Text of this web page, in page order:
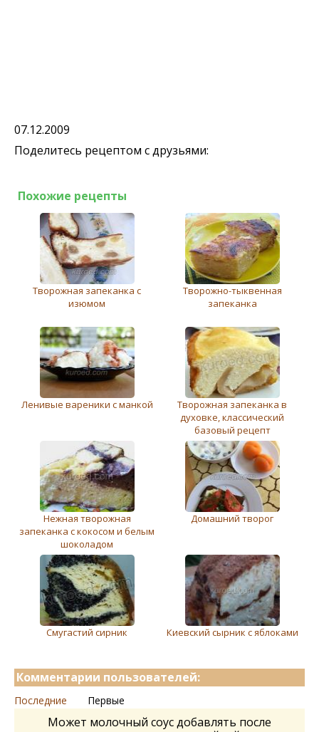
07.12.2009
Поделитесь рецептом с друзьями:
Похожие рецепты
Творожная запеканка с
изюмом
Творожно-тыквенная
запеканка
Ленивые вареники с манкой
Творожная запеканка в
духовке, классический
базовый рецепт
Нежная творожная
запеканка с кокосом и белым
шоколадом
Домашний творог
Смугастий сирник Киевский сырник с яблоками
Комментарии пользователей:
Последние Первые
Может молочный соус добавлять после